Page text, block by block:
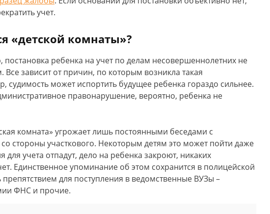
учет.
«детской комнаты»?
постановка ребенка на учет по делам несовершеннолетних не
зависит от причин, по которым возникла такая
судимость может испортить будущее ребенка гораздо сильнее.
правонарушение, вероятно, ребенка не
комната» угрожает лишь постоянными беседами с
стороны участкового. Некоторым детям это может пойти даже
для учета отпадут, дело на ребенка закроют, никаких
Единственное упоминание об этом сохранится в полицейской
препятствием для поступления в ведомственные ВУЗы –
ФНС и прочие.